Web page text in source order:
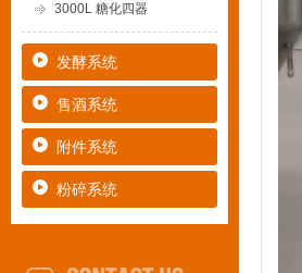
3000L 糖化四器
发酵系统
售酒系统
附件系统
粉碎系统